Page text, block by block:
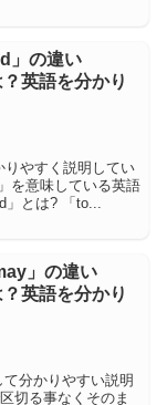
」の違い
英語を分かり
りやすく説明してい
の動詞「say」の過去形、過去分詞です。 「told」とは? 「to...
」の違い
英語を分かり
分かりやすい説明